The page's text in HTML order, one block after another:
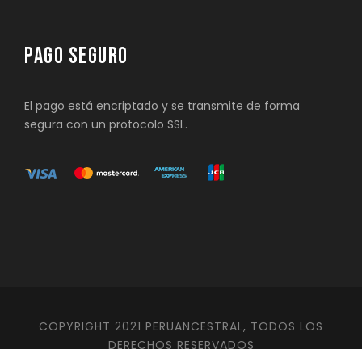
PAGO SEGURO
El pago está encriptado y se transmite de forma
segura con un protocolo SSL.
COPYRIGHT 2021 PERUANCESTRAL, TODOS LOS
DERECHOS RESERVADOS